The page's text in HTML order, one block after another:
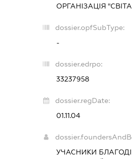
ОРГАНІЗАЦІЯ
dossier.opfSubType:
-
dossier.edrpo:
33237958
dossier.regDate:
01.11.04
УЧАСНИКИ